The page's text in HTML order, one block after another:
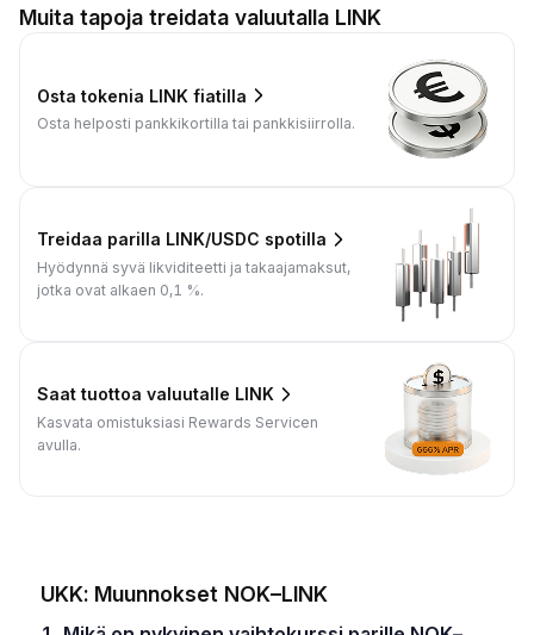
Muita tapoja treidata valuutalla LINK
Osta tokenia LINK fiatilla
Osta helposti pankkikortilla tai pankkisiirrolla.
Treidaa parilla LINK/USDC spotilla
Hyödynnä syvä likviditeetti ja takaajamaksut,
jotka ovat alkaen 0,1 %.
Saat tuottoa valuutalle LINK
Kasvata omistuksiasi Rewards Servicen
avulla.
UKK: Muunnokset NOK–LINK